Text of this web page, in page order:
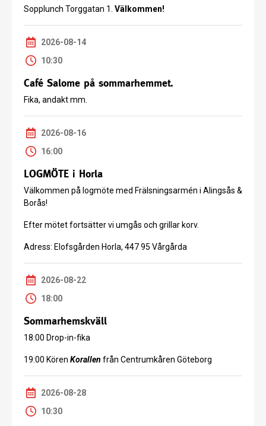
Sopplunch Torggatan 1. Välkommen!
2026-08-14
10:30
Café Salome på sommarhemmet.
Fika, andakt mm.
2026-08-16
16:00
LOGMÖTE i Horla
Välkommen på logmöte med Frälsningsarmén i Alingsås &
Borås!
Efter mötet fortsätter vi umgås och grillar korv.
Adress: Elofsgården Horla, 447 95 Vårgårda
2026-08-22
18:00
Sommarhemskväll
18:00 Drop-in-fika
19:00 Kören Korallen från Centrumkåren Göteborg
2026-08-28
10:30
18:00 Drop-in-fika